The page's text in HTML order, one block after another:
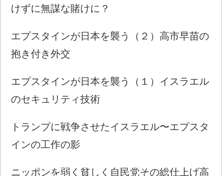
けずに無謀な賭けに？
エプスタインが日本を襲う（２）高市早苗の
抱き付き外交
エプスタインが日本を襲う（１）イスラエル
のセキュリティ技術
トランプに戦争させたイスラエル〜エプスタ
インの工作の影
ニッポンを弱く貧しく自民党その総仕上げ高